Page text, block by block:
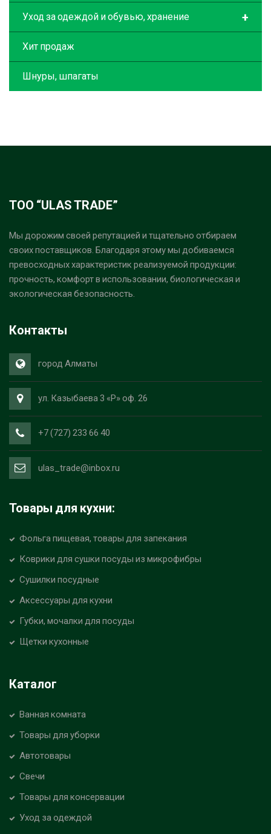
+
Уход за одеждой и обувью, хранение
Хит продаж
Шнуры, шпагаты
ТОО “ULAS TRADE”
Мы дорожим своей репутацией и тщательно отбираем
своих поставщиков. Благодаря этому мы добиваемся
превосходных характеристик реализуемой продукции:
прочность, комфорт в использовании, биологическая и
экологическая безопасность.
Контакты
город Алматы
ул. Казыбаева 3 «Р» оф. 26
+7 (727) 233 66 40
ulas_trade@inbox.ru
Товары для кухни:
Фольга пищевая, товары для запекания
Коврики для сушки посуды из микрофибры
Сушилки посудные
Аксессуары для кухни
Губки, мочалки для посуды
Щетки кухонные
Каталог
Ванная комната
Товары для уборки
Автотовары
Свечи
Товары для консервации
Уход за одеждой